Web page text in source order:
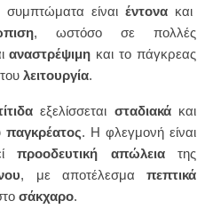
είναι έντονα και
, ωστόσο σε πολλές
αναστρέψιμη και το πάγκρεας
του λειτουργία.
εξελίσσεται σταδιακάκαι
παγκρέατος. Η φλεγμονή είναι
προοδευτική απώλειατης
, με αποτέλεσμαπεπτικά
σάκχαρο.